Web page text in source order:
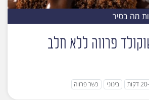
מה בסיר
פרווה ללא חלב
בינוני כשר פרווה